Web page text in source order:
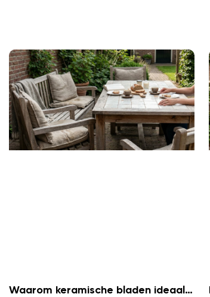
Waarom keramische bladen ideaal